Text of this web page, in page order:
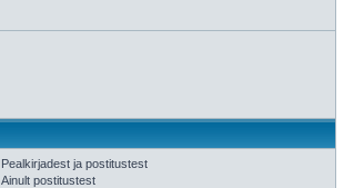
Pealkirjadest ja postitustest
Ainult postitustest